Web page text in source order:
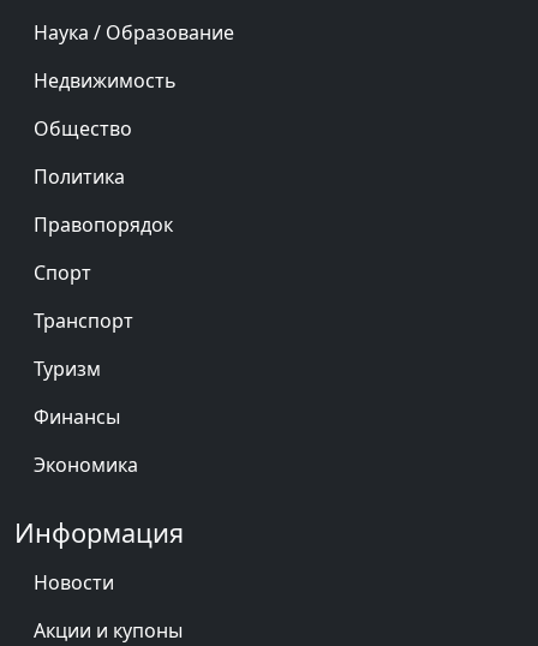
Наука / Образование
Недвижимость
Общество
Политика
Правопорядок
Спорт
Транспорт
Туризм
Финансы
Экономика
Информация
Новости
Акции и купоны